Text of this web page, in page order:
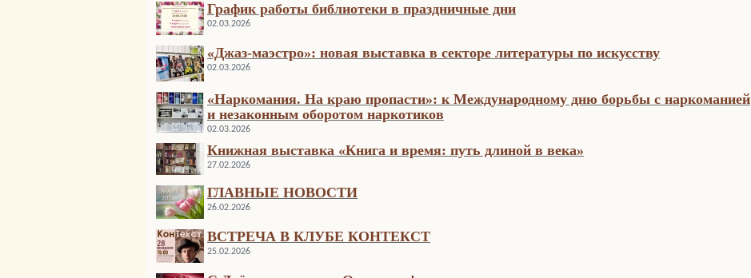
График работы библиотеки в праздничные дни
02.03.2026
«Джаз-маэстро»: новая выставка в секторе литературы по искусству
02.03.2026
«Наркомания. На краю пропасти»: к Международному дню борьбы с наркоманией
и незаконным оборотом наркотиков
02.03.2026
Книжная выставка «Книга и время: путь длиной в века»
27.02.2026
ГЛАВНЫЕ НОВОСТИ
26.02.2026
ВСТРЕЧА В КЛУБЕ КОНТЕКСТ
25.02.2026